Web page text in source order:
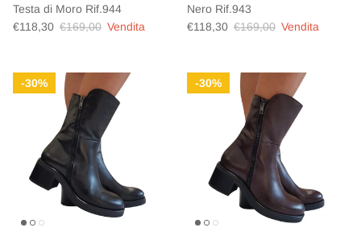
Testa di Moro Rif.944
Prezzo di vendita
€118,30 Prezzo normale
€169,00 Vendita
Nero Rif.943
Prezzo di vendita
€118,30 Prezzo normale
€169,00 Vendita
30% 30%